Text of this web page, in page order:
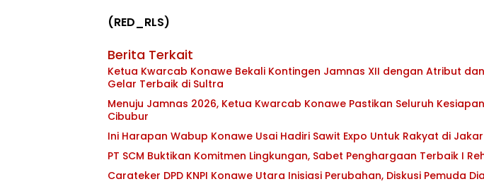
(RED_RLS)
Berita Terkait
Ketua Kwarcab Konawe Bekali Kontingen Jamnas XII dengan Atribut
Gelar Terbaik di Sultra
Menuju Jamnas 2026, Ketua Kwarcab Konawe Pastikan Seluruh
Cibubur
Ini Harapan Wabup Konawe Usai Hadiri Sawit Expo Untuk Rakyat di
PT SCM Buktikan Komitmen Lingkungan, Sabet Penghargaan Terbaik I
Carateker DPD KNPI Konawe Utara Inisiasi Perubahan, Diskusi Pemuda